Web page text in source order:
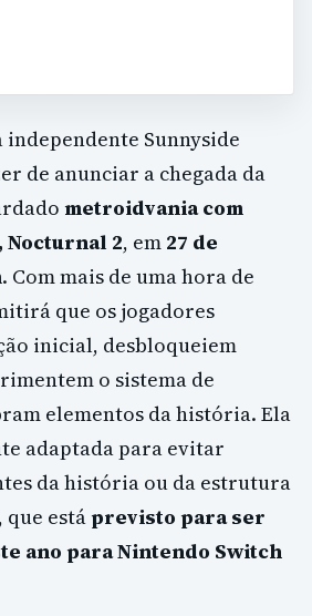
Sunnyside
de anunciar a chegada da
metroidvania com
Nocturnal 2, em 27 de
. Com mais de uma hora de
que os jogadores
inicial, desbloqueiem
o sistema de
elementos da história. Ela
adaptada para evitar
da história ou da estrutura
estáprevisto para ser
ano para Nintendo Switch